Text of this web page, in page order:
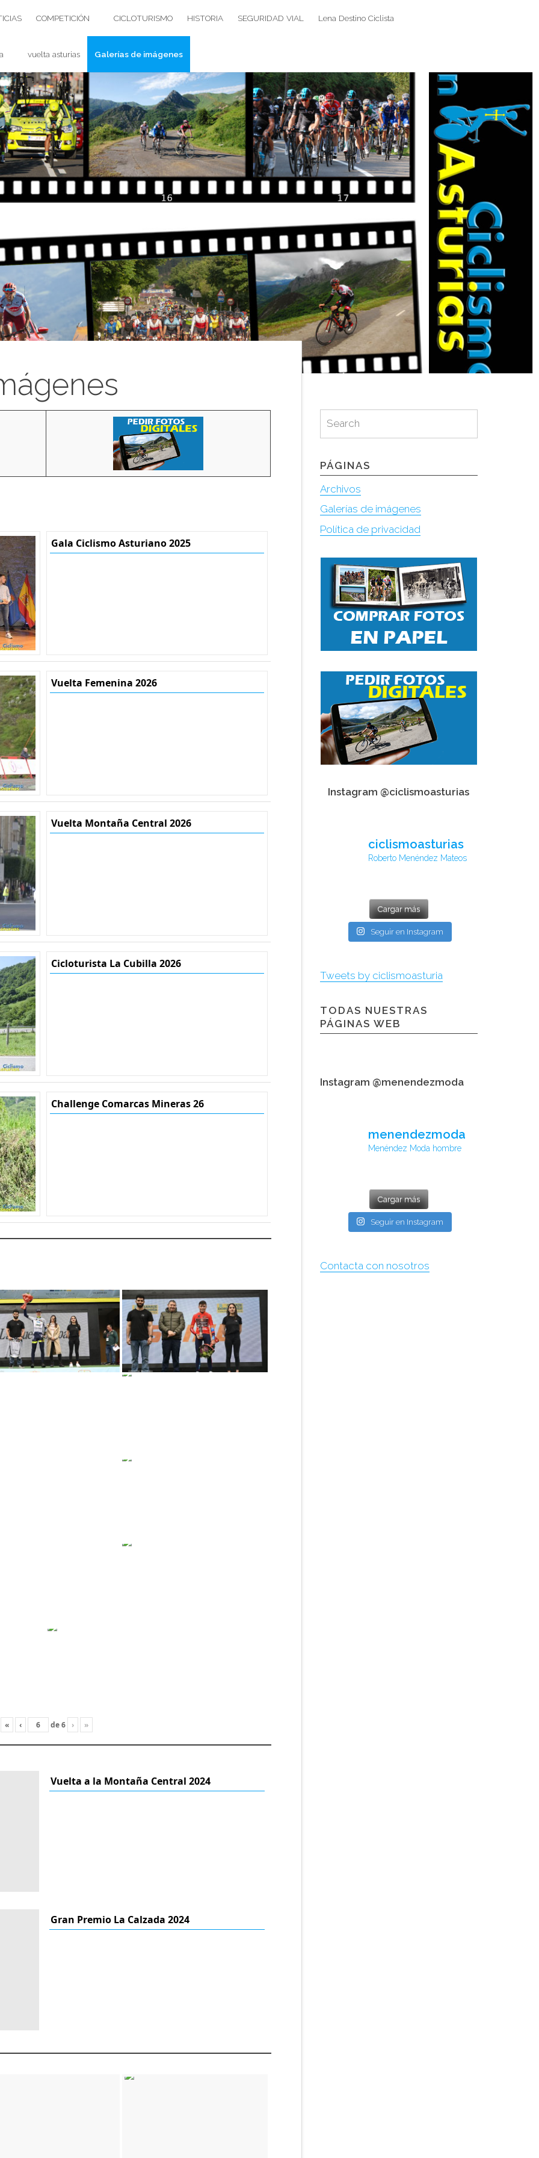
COMPETICIÓN CICLOTURISMO HISTORIA SEGURIDAD VIAL Lena Destino Ciclista
vuelta asturias Galerías de imágenes
Gala Ciclismo Asturiano 2025
Vuelta Femenina 2026
Vuelta Montaña Central 2026
Cicloturista La Cubilla 2026
Challenge Comarcas Mineras 26
« ‹ de6 › »
Vuelta a la Montaña Central 2024
Gran Premio La Calzada 2024
for:
Search
PÁGINAS
Archivos
Galerías de imágenes
Política de privacidad
Instagram @ciclismoasturias
ciclismoasturias
Roberto Menéndez Mateos
Cargar más
Seguir en Instagram
Tweets by ciclismoasturia
TODAS NUESTRAS
PÁGINAS WEB
Instagram @menendezmoda
menendezmoda
Menéndez Moda hombre
Cargar más
Seguir en Instagram
Contacta con nosotros